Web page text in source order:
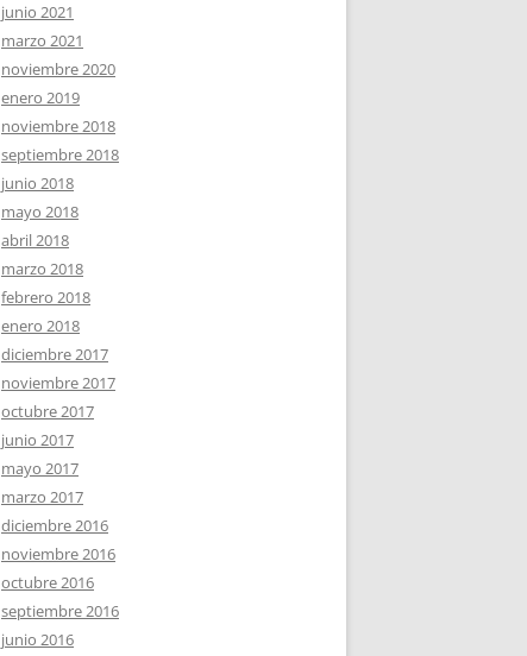
junio 2021
marzo 2021
noviembre 2020
enero 2019
noviembre 2018
septiembre 2018
junio 2018
mayo 2018
abril 2018
marzo 2018
febrero 2018
enero 2018
diciembre 2017
noviembre 2017
octubre 2017
junio 2017
mayo 2017
marzo 2017
diciembre 2016
noviembre 2016
octubre 2016
septiembre 2016
junio 2016